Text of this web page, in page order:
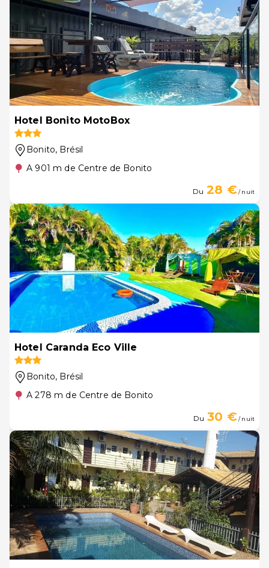
Hotel Bonito MotoBox
Bonito, Brésil
A 901 m de Centre de Bonito
Du 28 €/ nuit
Hotel Caranda Eco Ville
Bonito, Brésil
A 278 m de Centre de Bonito
Du 30 €/ nuit